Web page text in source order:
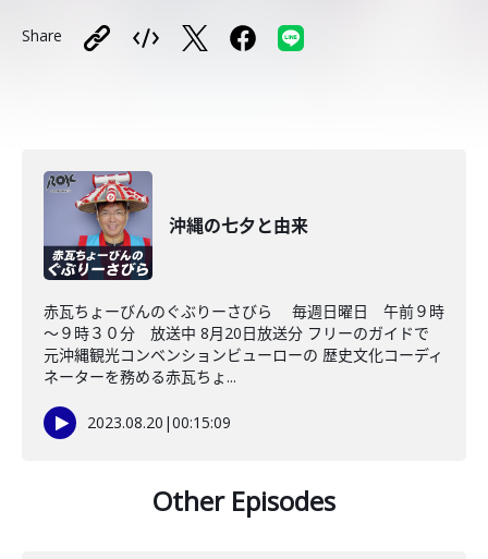
Share
沖縄の七夕と由来
赤瓦ちょーびんのぐぶりーさびら 毎週日曜日 午前９時
～９時３０分 放送中 8月20日放送分 フリーのガイドで
元沖縄観光コンベンションビューローの 歴史文化コーディ
ネーターを務める赤瓦ちょ...
2023.08.20 |00:15:09
Other Episodes